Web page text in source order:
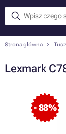
Strona główna
Lexmark
- 88%